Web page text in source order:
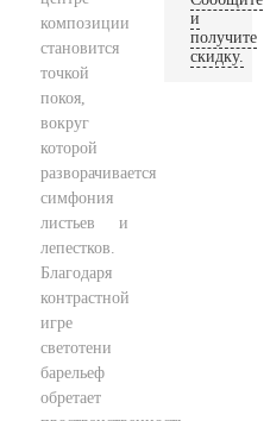
композиции
становится
точкой
покоя,
вокруг
которой
разворачивается
симфония
листьев и
лепестков.
Благодаря
контрастной
игре
светотени
барельеф
обретает
и
получите
скидку.